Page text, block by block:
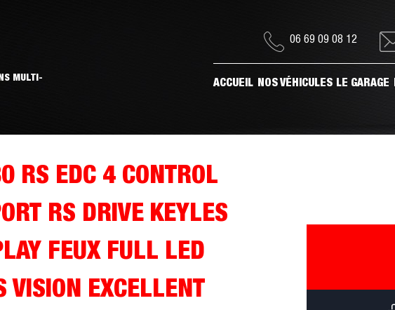
MULTI-
06 69 09 08 12
ACCUEIL NOS VÉHICULES LE GARAGE
RS EDC 4 CONTROL
RS DRIVE KEYLES
FEUX FULL LED
VISION EXCELLENT